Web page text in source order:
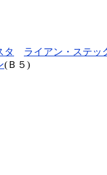
タ
ライアン・ステッ
(Ｂ５)